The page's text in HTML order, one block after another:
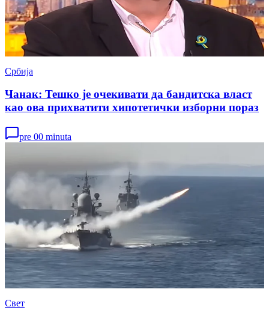
Србија
Чанак: Тешко је очекивати да бандитска власт
као ова прихватити хипотетички изборни пораз
pre 00 minuta
Свет